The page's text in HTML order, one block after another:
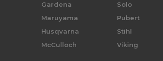
Gardena
Maruyama
Husqvarna
McCulloch
Solo
Pubert
Stihl
Viking